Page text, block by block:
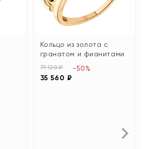
Кольцо из золота с
гранатом и фианитами
71 120 ₽
35 560 ₽
-50%